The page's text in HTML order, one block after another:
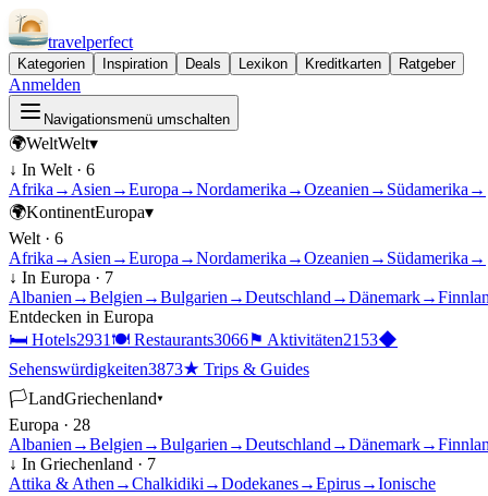
travelperfect
Kategorien Inspiration Deals Lexikon Kreditkarten Ratgeber
Anmelden
Navigationsmenü umschalten
🌍WeltWelt▾
↓ In Welt · 6
Afrika → Asien →Europa →Nordamerika →Ozeanien → Südamerika →
🌍KontinentEuropa▾
Welt · 6
Afrika → Asien →Europa →Nordamerika →Ozeanien → Südamerika →
↓ In Europa · 7
Albanien →Belgien →Bulgarien →Deutschland →Dänemark→
Entdecken in Europa
🛏 Hotels2931 🍽 Restaurants3066⚑ Aktivitäten2153◆
Sehenswürdigkeiten3873★ Trips & Guides
🏳LandGriechenland▾
Europa · 28
Albanien →Belgien →Bulgarien →Deutschland →Dänemark→
↓ In Griechenland · 7
Attika & Athen →Chalkidiki →Dodekanes→Epirus→Ionische